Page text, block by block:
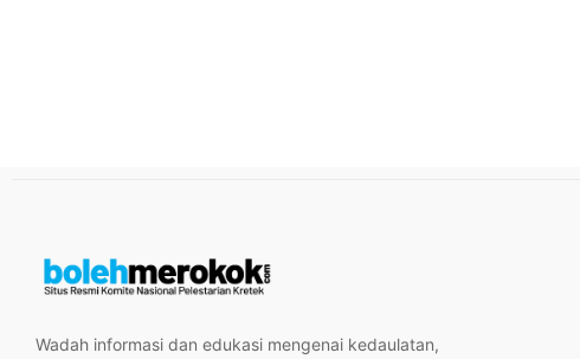
Wadah informasi dan edukasi mengenai kedaulatan,